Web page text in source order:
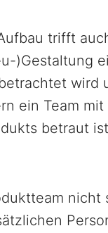
trifft
)Gestaltung
wird
ein Team
betraut
nicht